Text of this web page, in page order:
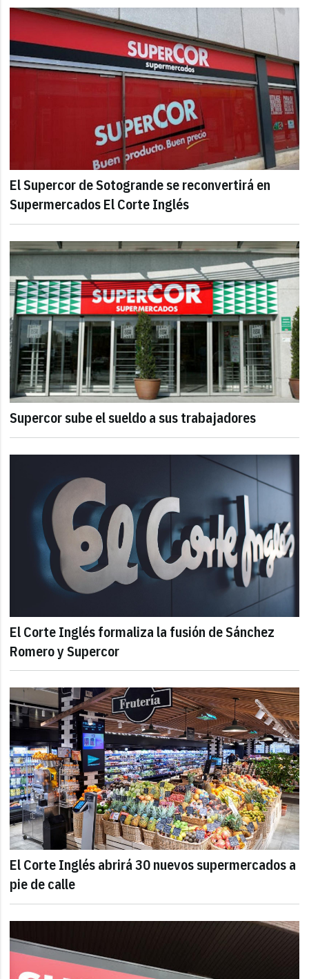
El Supercor de Sotogrande se reconvertirá en
Supermercados El Corte Inglés
Supercor sube el sueldo a sus trabajadores
El Corte Inglés formaliza la fusión de Sánchez
Romero y Supercor
El Corte Inglés abrirá 30 nuevos supermercados a
pie de calle